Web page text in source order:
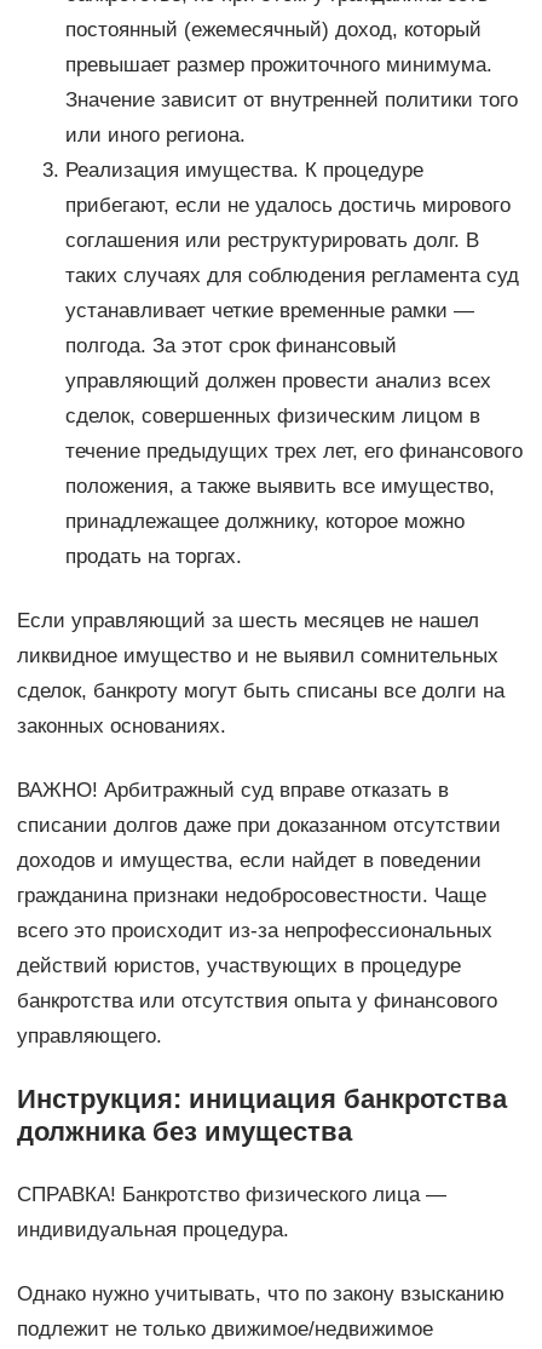
постоянный (ежемесячный) доход, который
превышает размер прожиточного минимума.
Значение зависит от внутренней политики того
или иного региона.
Реализация имущества. К процедуре
прибегают, если не удалось достичь мирового
соглашения или реструктурировать долг. В
таких случаях для соблюдения регламента суд
устанавливает четкие временные рамки —
полгода. За этот срок финансовый
управляющий должен провести анализ всех
сделок, совершенных физическим лицом в
течение предыдущих трех лет, его финансового
положения, а также выявить все имущество,
принадлежащее должнику, которое можно
продать на торгах.
Если управляющий за шесть месяцев не нашел
ликвидное имущество и не выявил сомнительных
сделок, банкроту могут быть списаны все долги на
законных основаниях.
ВАЖНО! Арбитражный суд вправе отказать в
списании долгов даже при доказанном отсутствии
доходов и имущества, если найдет в поведении
гражданина признаки недобросовестности. Чаще
всего это происходит из-за непрофессиональных
действий юристов, участвующих в процедуре
банкротства или отсутствия опыта у финансового
управляющего.
Инструкция: инициация банкротства
должника без имущества
СПРАВКА! Банкротство физического лица —
индивидуальная процедура.
Однако нужно учитывать, что по закону взысканию
подлежит не только движимое/недвижимое